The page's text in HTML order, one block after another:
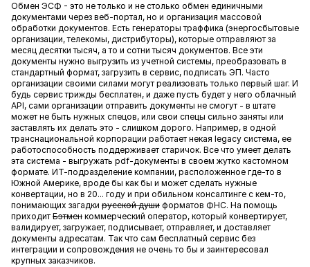
Обмен ЭСФ - это не только и не столько обмен единичными
документами через веб-портал, но и организация массовой
обработки документов. Есть генераторы траффика (энергосбытовые
организации, телекомы, дистрибуторы), которые отправляют за
месяц десятки тысяч, а то и сотни тысяч документов. Все эти
документы нужно выгрузить из учетной системы, преобразовать в
стандартный формат, загрузить в сервис, подписать ЭП. Часто
организации своими силами могут реализовать только первый шаг. И
будь сервис трижды бесплатен, и даже пусть будет у него облачный
API, сами организации отправить документы не смогут - в штате
может не быть нужных спецов, или свои спецы сильно заняты или
заставлять их делать это - слишком дорого. Например, в одной
транснациональной корпорации работает некая legacy система, ее
работоспособность поддерживает старичок. Все что умеет делать
эта система - выгружать pdf-документы в своем жутко кастомном
формате. ИТ-подразделение компании, расположенное где-то в
Южной Америке, вроде бы как бы и может сделать нужные
конвертации, но в 20... году и при обильном консалтинге с кем-то,
понимающих загадки русской души форматов ФНС. На помощь
приходит Бэтмен коммерческий оператор, который конвертирует,
валидирует, загружает, подписывает, отправляет, и доставляет
документы адресатам. Так что сам бесплатный сервис без
интеграции и сопровождения не очень то бы и заинтересовал
крупных заказчиков.